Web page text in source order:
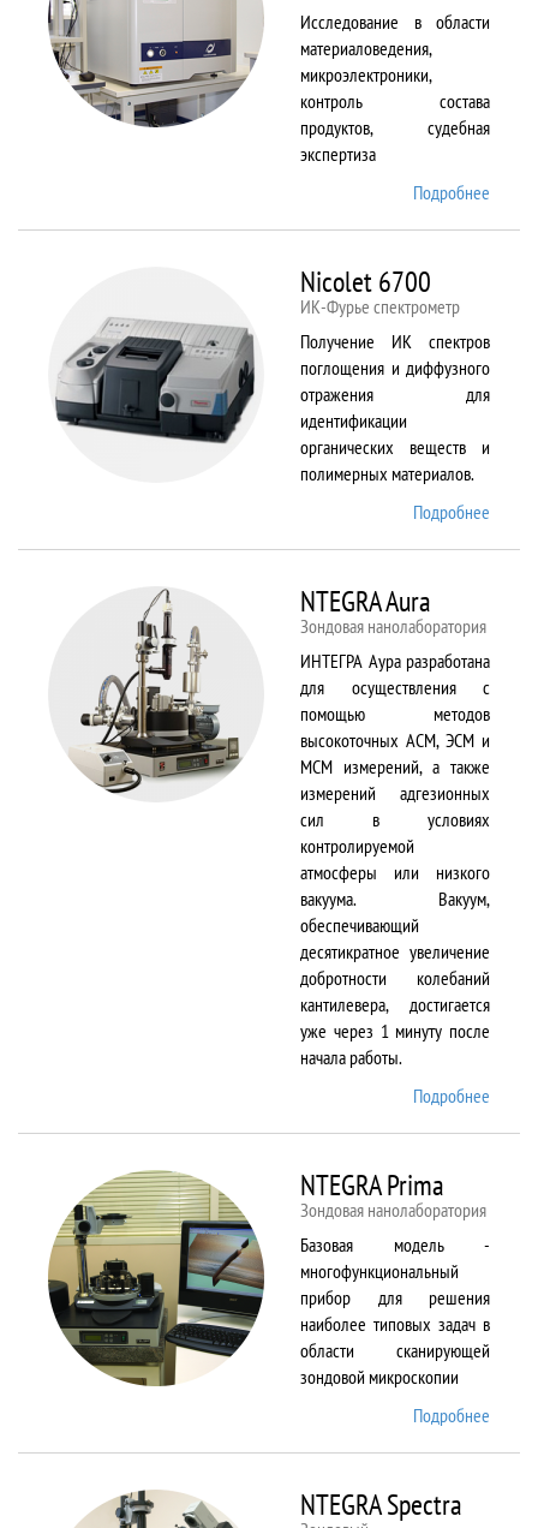
Исследование в области
материаловедения,
микроэлектроники,
контроль состава
продуктов, судебная
экспертиза
Подробнее
Nicolet 6700
ИК-Фурье спектрометр
Получение ИК спектров
поглощения и диффузного
отражения для
идентификации
органических веществ и
полимерных материалов.
Подробнее
NTEGRA Aura
Зондовая нанолаборатория
ИНТЕГРА Аура разработана
для осуществления с
помощью методов
высокоточных АСМ, ЭСМ и
МСМ измерений, а также
измерений адгезионных
сил в условиях
контролируемой
атмосферы или низкого
вакуума. Вакуум,
обеспечивающий
десятикратное увеличение
добротности колебаний
кантилевера, достигается
уже через 1 минуту после
начала работы.
Подробнее
NTEGRA Prima
Зондовая нанолаборатория
Базовая модель -
многофункциональный
прибор для решения
наиболее типовых задач в
области сканирующей
зондовой микроскопии
Подробнее
NTEGRA Spectra